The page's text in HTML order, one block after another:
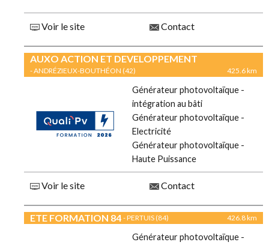
Voir le site Contact
AUXO ACTION ET DEVELOPPEMENT
- ANDRÉZIEUX-BOUTHÉON (42) 425.6 km
Générateur photovoltaïque -
intégration au bâti
Générateur photovoltaïque -
Electricité
Générateur photovoltaïque -
Haute Puissance
Voir le site Contact
ETE FORMATION 84 - PERTUIS (84) 426.8 km
Générateur photovoltaïque -